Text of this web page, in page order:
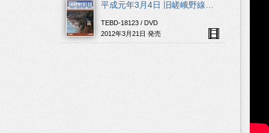
平成元年3月4日 旧嵯峨野線の消える日
TEBD-18123 / DVD
2012年3月21日 発売